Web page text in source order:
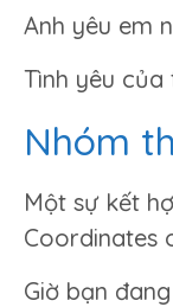
Anh yêu em
Tình yêu của
Nhóm
Một sự kết
Coordinates
Giờ bạn